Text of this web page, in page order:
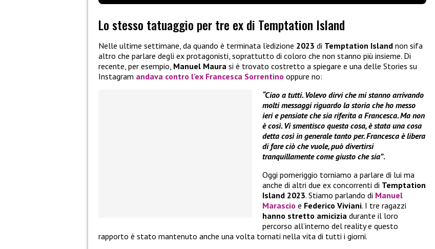
Lo stesso tatuaggio per tre ex di Temptation Island
Nelle ultime settimane, da quando è terminata l’edizione 2023 di Temptation Island non sifa
altro che parlare degli ex protagonisti, soprattutto di coloro che non stanno più insieme. Di
recente, per esempio, Manuel Maura si è trovato costretto a spiegare e una delle Stories su
Instagram andava contro l’ex Francesca Sorrentino oppure no:
“Ciao a tutti. Volevo dirvi che mi stanno arrivando
molti messaggi riguardo la storia che ho messo
ieri e pensiate che sia riferita a Francesca. Ma non
è così. Vi smentisco questa cosa, è stata una cosa
detta così in generale tanto per. Francesca è libera
di fare ciò che vuole, può divertirsi
tranquillamente come giusto che sia”.
Oggi pomeriggio torniamo a parlare di lui ma
anche di altri due ex concorrenti di Temptation
Island 2023. Stiamo parlando di Manuel
Marascio e Federico Viviani. I tre ragazzi
hanno stretto amicizia durante il loro
percorso all’interno del reality e questo
rapporto è stato mantenuto anche una volta tornati nella vita di tutti i giorni.